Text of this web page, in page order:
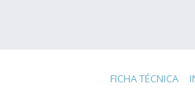
FICHA TÉCNICA